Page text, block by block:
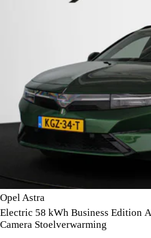
Opel Astra
Electric 58 kWh Business Edition
Camera Stoelverwarming